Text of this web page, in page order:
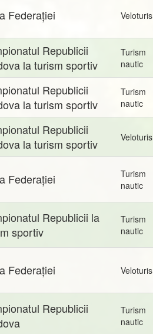
Federației
Republicii
la turism sportiv
Turism
nautic
Republicii
la turism sportiv
Turism
nautic
Republicii
la turism sportiv
Federației
Turism
nautic
Republicii la
sportiv
Turism
nautic
Federației
Republicii
Turism
nautic